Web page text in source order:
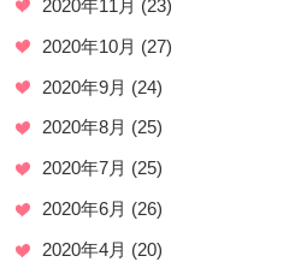
2020年11月 (23)
2020年10月 (27)
2020年9月 (24)
2020年8月 (25)
2020年7月 (25)
2020年6月 (26)
2020年4月 (20)